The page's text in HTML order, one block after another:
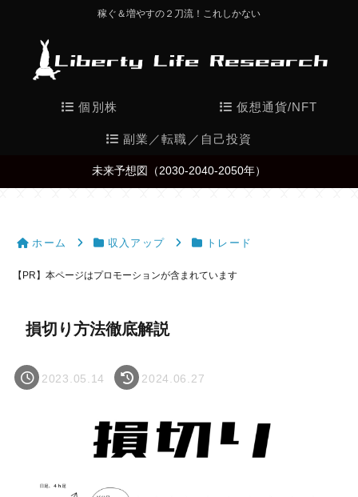
稼ぐ＆増やすの２刀流！これしかない
個別株 仮想通貨/NFT
副業／転職／自己投資
未来予想図（2030-2040-2050年）
ホーム 収入アップ トレード
【PR】本ページはプロモーションが含まれています
損切り方法徹底解説
2023.05.14 2024.06.27